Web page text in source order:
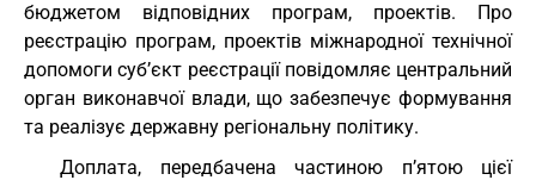
бюджетом відповідних програм, проектів. Про
реєстрацію програм, проектів міжнародної технічної
допомоги суб’єкт реєстрації повідомляє центральний
орган виконавчої влади, що забезпечує формування
та реалізує державну регіональну політику.
Доплата, передбачена частиною п’ятою цієї